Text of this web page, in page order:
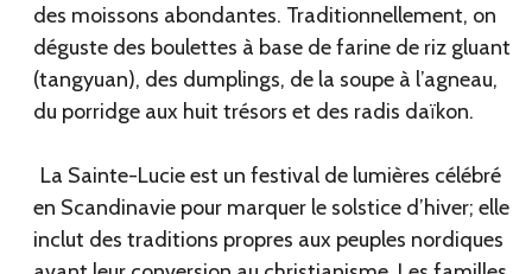
des moissons abondantes. Traditionnellement, on
déguste des boulettes à base de farine de riz gluant
(tangyuan), des dumplings, de la soupe à l’agneau,
du porridge aux huit trésors et des radis daïkon.
La Sainte-Lucie est un festival de lumières célébré
en Scandinavie pour marquer le solstice d’hiver; elle
inclut des traditions propres aux peuples nordiques